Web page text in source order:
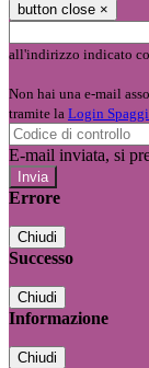
button close ×
all'indirizzo indicato
Non hai una e-mail
tramite la Login
E-mail inviata, si
Errore
Chiudi
Successo
Chiudi
Informazione
Chiudi